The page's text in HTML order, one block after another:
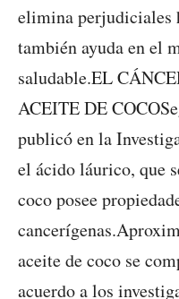
elimina perjudiciales
también ayuda en el
saludable.EL
ACEITE DE
publicó en la
el ácido láurico, que
coco posee
aceite de coco se
acuerdo a los